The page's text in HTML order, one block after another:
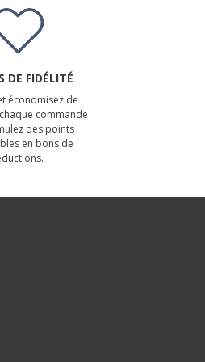
DE FIDÉLITÉ
économisez de
commande
des points
en bons de